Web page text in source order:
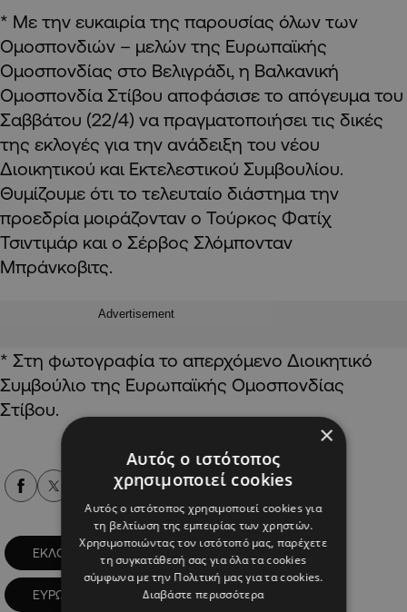
* Με την ευκαιρία της παρουσίας όλων των
Ομοσπονδιών – μελών της Ευρωπαϊκής
Ομοσπονδίας στο Βελιγράδι, η Βαλκανική
Ομοσπονδία Στίβου αποφάσισε το απόγευμα του
Σαββάτου (22/4) να πραγματοποιήσει τις δικές
της εκλογές για την ανάδειξη του νέου
Διοικητικού και Εκτελεστικού Συμβουλίου.
Θυμίζουμε ότι το τελευταίο διάστημα την
προεδρία μοιράζονταν ο Τούρκος Φατίχ
Τσιντιμάρ και ο Σέρβος Σλόμπονταν
Μπράνκοβιτς.
Advertisement
* Στη φωτογραφία το απερχόμενο Διοικητικό
Συμβούλιο της Ευρωπαϊκής Ομοσπονδίας
Στίβου.
Alpha Podcasts
ΕΚΛΟΓΙΚΟ ΣΥΝΕΔΡΙΟ
ΕΥΡΩΠΑΙΚΗ ΟΜΟΣΠΟΝΔΙΑ ΣΤΙΒΟΣ
×
Αυτός ο ιστότοπος
χρησιμοποιεί cookies
Αυτός ο ιστότοπος χρησιμοποιεί cookies για
τη βελτίωση της εμπειρίας των χρηστών.
Χρησιμοποιώντας τον ιστότοπό μας, παρέχετε
τη συγκατάθεσή σας για όλα τα cookies
σύμφωνα με την Πολιτική μας για τα cookies.
Διαβάστε περισσότερα